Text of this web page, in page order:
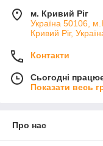
м. Кривий Ріг
Україна 50106,
Кривий Ріг,
Контакти
Сьогодні
Показати весь
Про нас